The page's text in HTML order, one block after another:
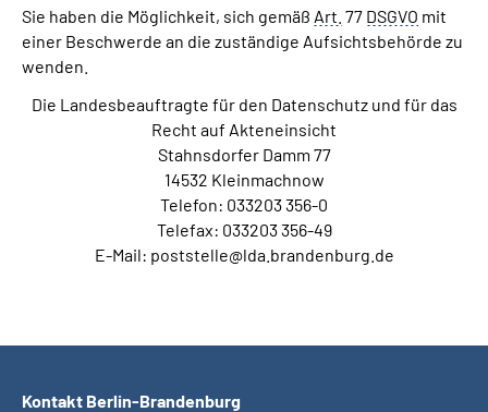
Sie haben die Möglichkeit, sich gemäß Art. 77 DSGVO mit
einer Beschwerde an die zuständige Aufsichtsbehörde zu
wenden.
Die Landesbeauftragte für den Datenschutz und für das
Recht auf Akteneinsicht
Stahnsdorfer Damm 77
14532 Kleinmachnow
Telefon: 033203 356-0
Telefax: 033203 356-49
E-Mail: poststelle@lda.brandenburg.de
Kontakt Berlin-Brandenburg